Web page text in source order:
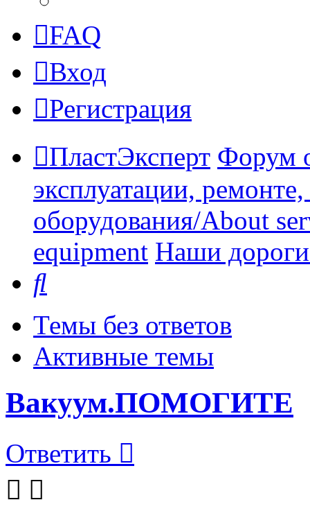
FAQ
Вход
Регистрация
ПластЭксперт Форум
эксплуатации,
оборудования/About
equipment Наши
Темы без ответов
Активные темы
Вакуум.ПОМОГИТЕ
Ответить